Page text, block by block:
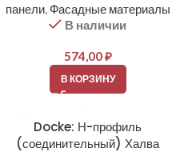
панели, Фасадные материалы
В наличии
574,00₽
В КОРЗИНУ
Docke: Н-профиль
(соединительный) Халва